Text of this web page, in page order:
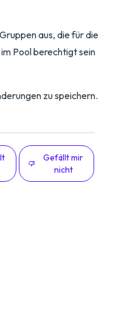
aus, die für die
Pool berechtigt sein
zu speichern.
Gefällt mir
nicht